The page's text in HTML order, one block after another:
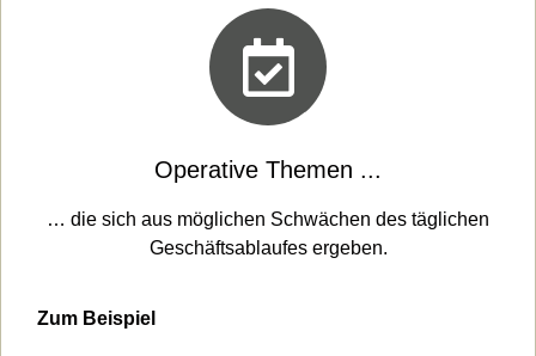
Operative Themen ...
… die sich aus möglichen Schwächen des täglichen
Geschäftsablaufes ergeben.
Zum Beispiel